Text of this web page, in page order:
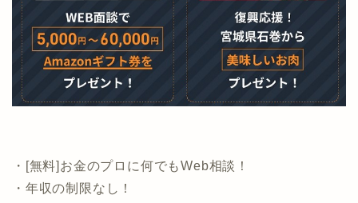
・[無料]お金のプロに何でもWeb相談！
・年収の制限なし！